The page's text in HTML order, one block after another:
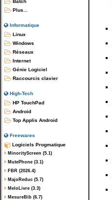
Batch
Plus...
Informatique
Linux
Windows
Réseaux
Internet
Génie Logiciel
Raccourcis clavier
High-Tech
HP TouchPad
Android
Top Applis Android
Freewares
Logiciels Progmatique
MinorityScreen (5.1)
MutePhone (3.1)
FBR (2026.4)
MajoReduc (5.7)
MeloLivre (3.3)
MesureBib (6.7)